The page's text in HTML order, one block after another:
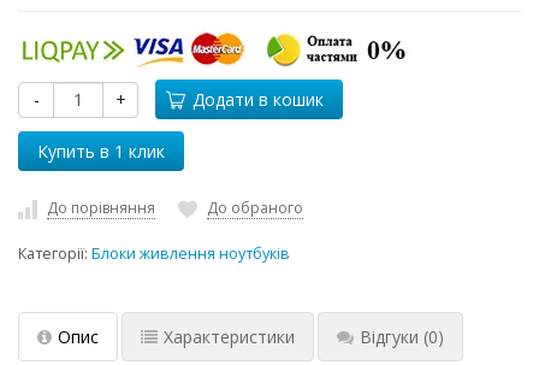
- + Додати в кошик
До порівняння До обраного
Категорії: Блоки живлення ноутбуків
Опис Характеристики Відгуки (0)